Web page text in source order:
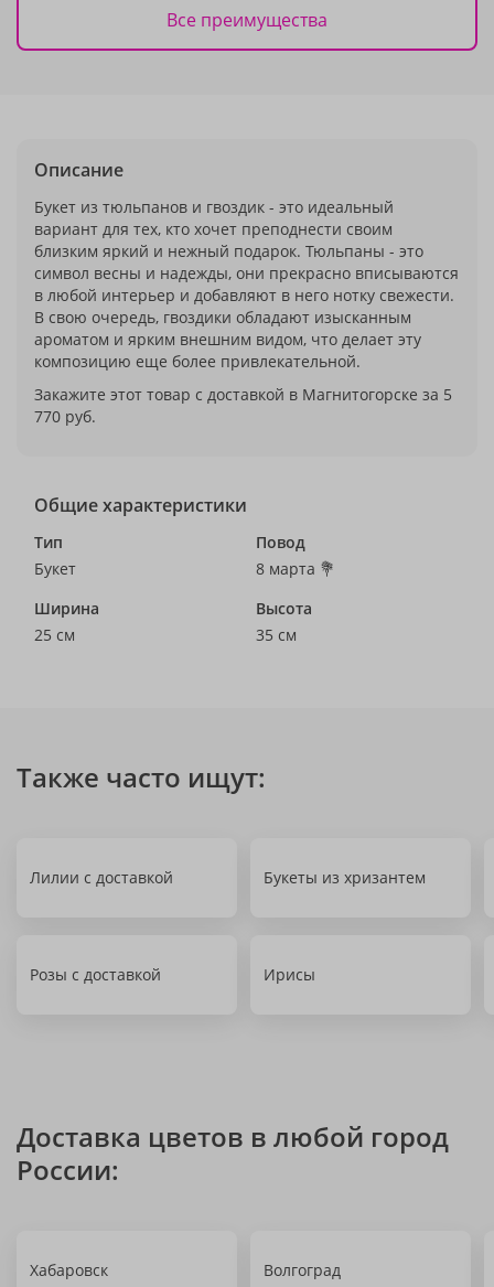
Все преимущества
Описание
Букет из тюльпанов и гвоздик - это идеальный
вариант для тех, кто хочет преподнести своим
близким яркий и нежный подарок. Тюльпаны - это
символ весны и надежды, они прекрасно вписываются
в любой интерьер и добавляют в него нотку свежести.
В свою очередь, гвоздики обладают изысканным
ароматом и ярким внешним видом, что делает эту
композицию еще более привлекательной.
Закажите этот товар с доставкой в Магнитогорске за 5
770 руб.
Общие характеристики
Тип
Букет
Повод
8 марта 💐
Ширина
25 см
Высота
35 см
Также часто ищут:
Лилии с доставкой Букеты из хризантем
Розы с доставкой Ирисы
Доставка цветов в любой город
России:
Хабаровск Волгоград